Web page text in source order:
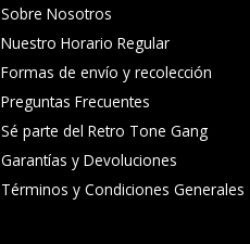
Sobre Nosotros
Nuestro Horario Regular
Formas de envío y recolección
Preguntas Frecuentes
Sé parte del Retro Tone Gang
Garantías y Devoluciones
Términos y Condiciones Generales